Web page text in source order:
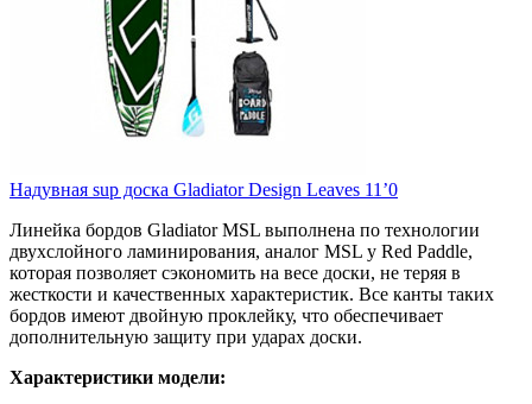
Надувная sup доска Gladiator Design Leaves 11’0
Линейка бордов Gladiator MSL выполнена по технологии
двухслойного ламинирования, аналог MSL у Red Paddle,
которая позволяет сэкономить на весе доски, не теряя в
жесткости и качественных характеристик. Все канты таких
бордов имеют двойную проклейку, что обеспечивает
дополнительную защиту при ударах доски.
Характеристики модели: